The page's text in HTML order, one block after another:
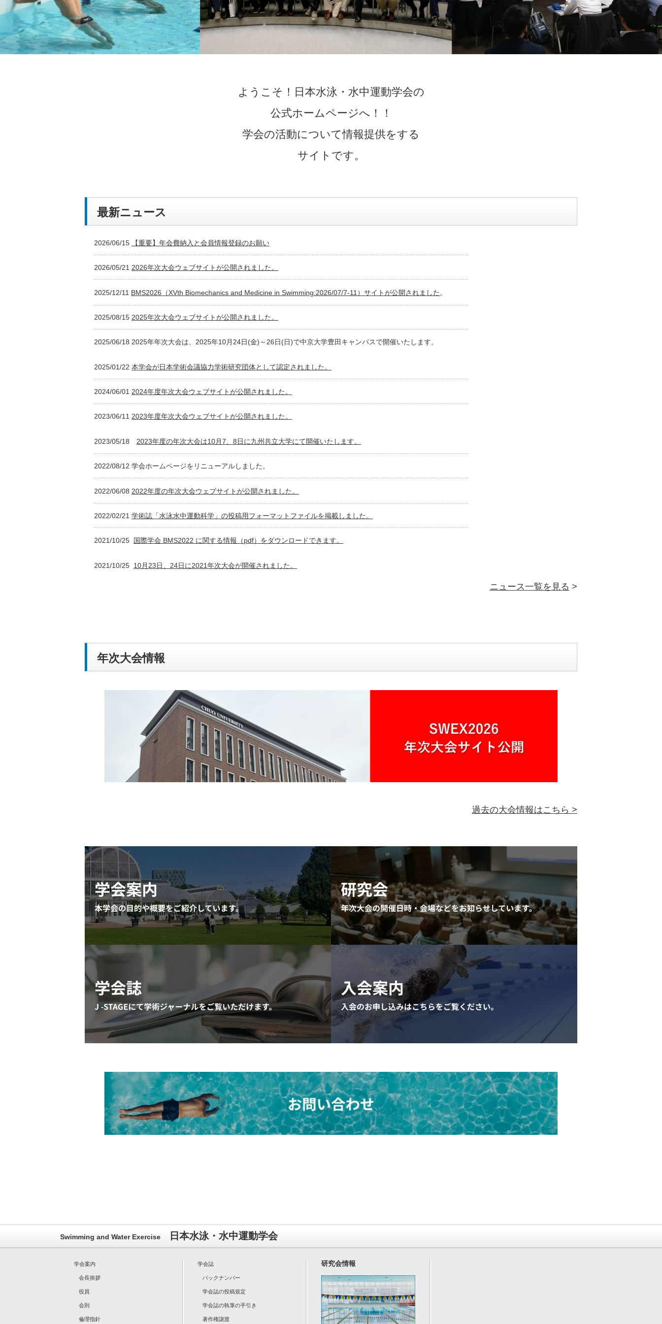
ようこそ！日本水泳・水中運動学会の
公式ホームページへ！！
学会の活動について情報提供をする
サイトです。
最新ニュース
2026/06/15 【重要】年会費納入と会員情報登録のお願い
2026/05/21 2026年次大会ウェブサイトが公開されました。
2025/12/11 BMS2026（XVth Biomechanics and Medicine in Swimming:2026/07/7-11）サイトが公開されました 。
2025/08/15 2025年次大会ウェブサイトが公開されました。
2025/06/18 2025年年次大会は、2025年10月24日(金)～26日(日)で中京大学豊田キャンパスで開催いたします。
2025/01/22 本学会が日本学術会議協力学術研究団体として認定されました。
2024/06/01 2024年度年次大会ウェブサイトが公開されました。
2023/06/11 2023年度年次大会ウェブサイトが公開されました。
2023/05/18 2023年度の年次大会は10月7、8日に九州共立大学にて開催いたします。
2022/08/12 学会ホームページをリニューアルしました。
2022/06/08 2022年度の年次大会ウェブサイトが公開されました。
2022/02/21 学術誌「水泳水中運動科学」の投稿用フォーマットファイルを掲載しました。
2021/10/25 国際学会 BMS2022 に関する情報（pdf）をダウンロードできます。
2021/10/25 10月23日、24日に2021年次大会が開催されました。
ニュース一覧を見る >
年次大会情報
過去の大会情報はこちら >
Swimming and Water Exercise 日本水泳・水中運動学会
学会案内
会長挨拶
役員
会則
倫理指針
学会誌
バックナンバー
学会誌の投稿規定
学会誌の執筆の手引き
著作権譲渡
研究会情報